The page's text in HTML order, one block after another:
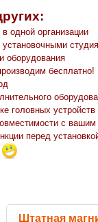
одной организации
оборудования
бесплатно!
головных устройств
с вашим
перед
Штатная